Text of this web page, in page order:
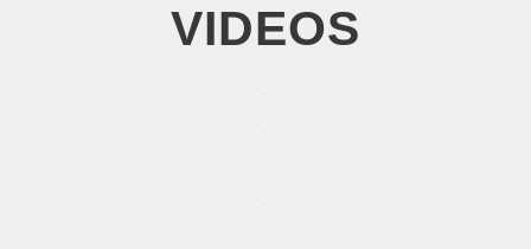
VIDEOS